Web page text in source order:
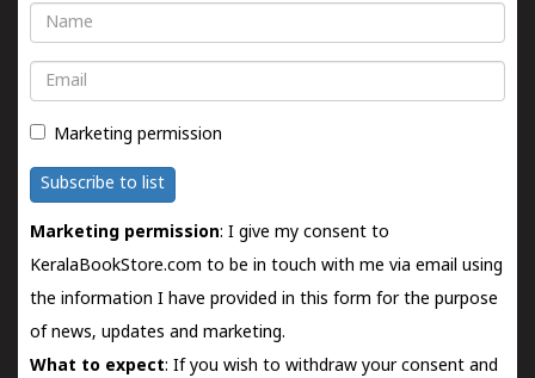
Name
Email
Marketing permission
Subscribe to list
Marketing permission: I give my consent to
KeralaBookStore.com to be in touch with me via email using
the information I have provided in this form for the purpose
of news, updates and marketing.
What to expect: If you wish to withdraw your consent and